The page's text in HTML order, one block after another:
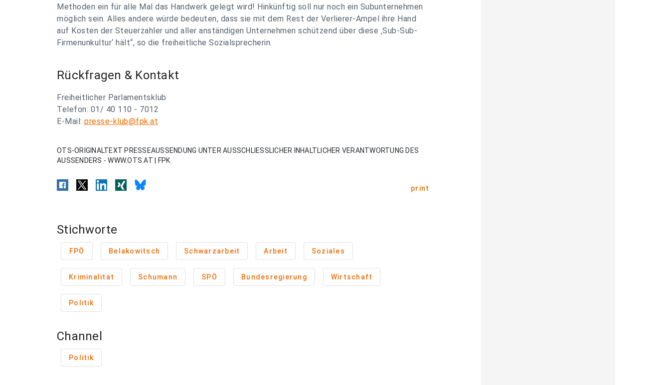
Methoden ein für alle Mal das Handwerk gelegt wird! Hinkünftig soll nur noch ein Subunternehmen
möglich sein. Alles andere würde bedeuten, dass sie mit dem Rest der Verlierer-Ampel ihre Hand
auf Kosten der Steuerzahler und aller anständigen Unternehmen schützend über diese ‚Sub-Sub-
Firmenunkultur‘ hält“, so die freiheitliche Sozialsprecherin.
Rückfragen & Kontakt
Freiheitlicher Parlamentsklub
Telefon: 01/ 40 110 - 7012
E-Mail: presse-klub@fpk.at
OTS-ORIGINALTEXT PRESSEAUSSENDUNG UNTER AUSSCHLIESSLICHER INHALTLICHER VERANTWORTUNG DES
AUSSENDERS - WWW.OTS.AT | FPK
print
Stichworte
FPÖ Belakowitsch Schwarzarbeit Arbeit Soziales
Kriminalität Schumann SPÖ Bundesregierung Wirtschaft
Politik
Channel
Politik